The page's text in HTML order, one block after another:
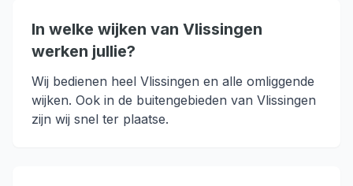
In welke wijken van Vlissingen
werken jullie?
Wij bedienen heel Vlissingen en alle omliggende
wijken. Ook in de buitengebieden van Vlissingen
zijn wij snel ter plaatse.